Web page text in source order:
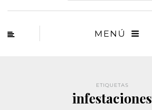
MENÚ
ETIQUETAS
infestaciones